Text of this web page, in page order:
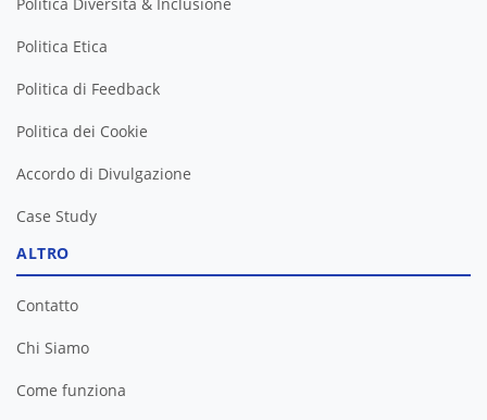
Politica Etica
Politica di Feedback
Politica dei Cookie
Accordo di Divulgazione
Case Study
ALTRO
Contatto
Chi Siamo
Come funziona